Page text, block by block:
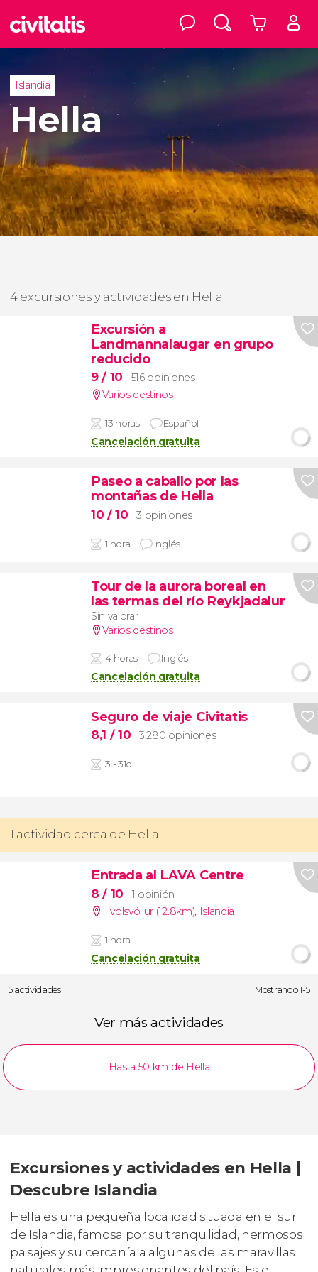
Islandia
Hella
4 excursiones y actividades en Hella
Excursión a
Landmannalaugar en grupo
reducido
9/ 10
516 opiniones
Varios destinos
13 horas Español
Cancelación gratuita
Paseo a caballo por las
montañas de Hella
10 / 10 3 opiniones
1 hora Inglés
Tour de la aurora boreal en
las termas del río Reykjadalur
Sin valorar
Varios destinos
4 horas Inglés
Cancelación gratuita
Seguro de viaje Civitatis
8,1 / 10 3.280 opiniones
3 - 31d
1 actividad cerca de Hella
Entrada al LAVA Centre
8/ 10
1 opinión
Hvolsvöllur (12.8km), Islandia
1 hora
Cancelación gratuita
5 actividades Mostrando 1-5
Ver más actividades
Hasta 50 km de Hella
Excursiones y actividades en Hella |
Descubre Islandia
Hella es una pequeña localidad situada en el sur
de Islandia, famosa por su tranquilidad, hermosos
paisajes y su cercanía a algunas de las maravillas